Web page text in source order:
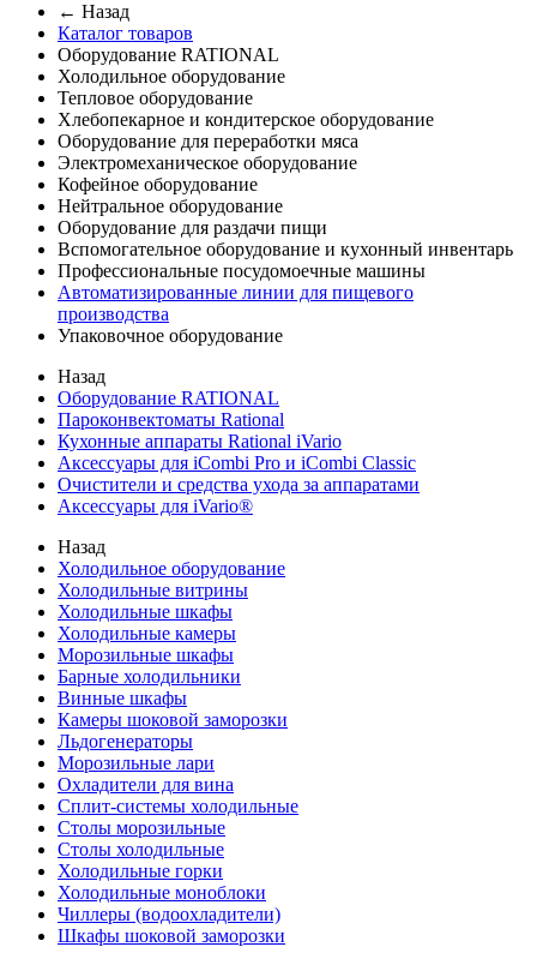
← Назад
Каталог товаров
Оборудование RATIONAL
Холодильное оборудование
Тепловое оборудование
Хлебопекарное и кондитерское оборудование
Оборудование для переработки мяса
Электромеханическое оборудование
Кофейное оборудование
Нейтральное оборудование
Оборудование для раздачи пищи
Вспомогательное оборудование и кухонный инвентарь
Профессиональные посудомоечные машины
Автоматизированные линии для пищевого
производства
Упаковочное оборудование
Назад
Оборудование RATIONAL
Пароконвектоматы Rational
Кухонные аппараты Rational iVario
Аксессуары для iCombi Pro и iCombi Classic
Очистители и средства ухода за аппаратами
Аксессуары для iVario®
Назад
Холодильное оборудование
Холодильные витрины
Холодильные шкафы
Холодильные камеры
Морозильные шкафы
Барные холодильники
Винные шкафы
Камеры шоковой заморозки
Льдогенераторы
Морозильные лари
Охладители для вина
Сплит-системы холодильные
Столы морозильные
Столы холодильные
Холодильные горки
Холодильные моноблоки
Чиллеры (водоохладители)
Шкафы шоковой заморозки